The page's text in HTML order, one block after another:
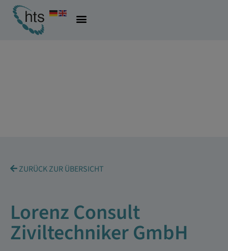
ZURÜCK ZUR ÜBERSICHT
Lorenz Consult
Ziviltechniker GmbH